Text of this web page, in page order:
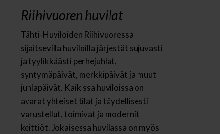
Riihivuoren huvilat
Tähti-Huviloiden Riihivuoressa
sijaitsevilla huviloilla järjestät sujuvasti
ja tyylikkäästi perhejuhlat,
syntymäpäivät, merkkipäivät ja muut
juhlapäivät. Kaikissa huviloissa on
avarat yhteiset tilat ja täydellisesti
varustellut, toimivat ja modernit
keittiöt. Jokaisessa huvilassa on myös